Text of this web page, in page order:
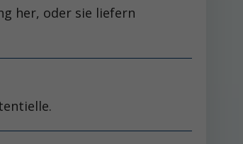
her, oder sie liefern